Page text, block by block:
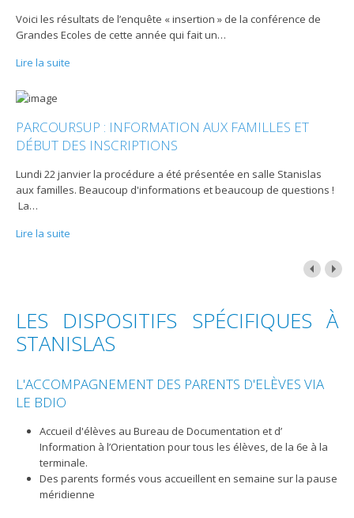
Voici les résultats de l’enquête « insertion » de la conférence de
Grandes Ecoles de cette année qui fait un…
Lire la suite
PARCOURSUP : INFORMATION AUX FAMILLES ET
DÉBUT DES INSCRIPTIONS
Lundi 22 janvier la procédure a été présentée en salle Stanislas
aux familles. Beaucoup d'informations et beaucoup de questions !
La…
Lire la suite
LES DISPOSITIFS SPÉCIFIQUES À
STANISLAS
L'ACCOMPAGNEMENT DES PARENTS D'ELÈVES VIA
LE BDIO
Accueil d'élèves au Bureau de Documentation et d’
Information à l’Orientation pour tous les élèves, de la 6e à la
terminale.
Des parents formés vous accueillent en semaine sur la pause
méridienne